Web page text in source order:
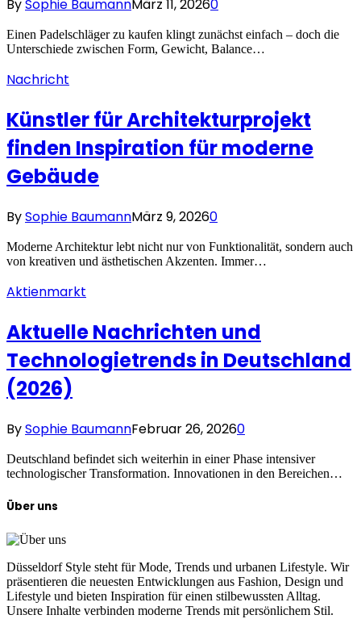
BySophie BaumannMärz 11, 20260
Einen Padelschläger zu kaufen klingt zunächst einfach – doch die
Unterschiede zwischen Form, Gewicht, Balance…
Nachricht
Künstler für Architekturprojekt
finden Inspiration für moderne
Gebäude
BySophie BaumannMärz 9, 20260
Moderne Architektur lebt nicht nur von Funktionalität, sondern auch
von kreativen und ästhetischen Akzenten. Immer…
Aktienmarkt
Aktuelle Nachrichten und
Technologietrends in Deutschland
(2026)
BySophie BaumannFebruar 26, 20260
Deutschland befindet sich weiterhin in einer Phase intensiver
technologischer Transformation. Innovationen in den Bereichen…
Über uns
Düsseldorf Style steht für Mode, Trends und urbanen Lifestyle. Wir
präsentieren die neuesten Entwicklungen aus Fashion, Design und
Lifestyle und bieten Inspiration für einen stilbewussten Alltag.
Unsere Inhalte verbinden moderne Trends mit persönlichem Stil.